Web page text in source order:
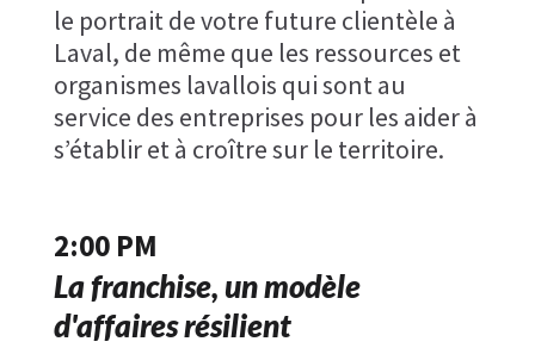
le portrait de votre future clientèle à
Laval, de même que les ressources et
organismes lavallois qui sont au
service des entreprises pour les aider à
s’établir et à croître sur le territoire.
2:00 PM
La franchise, un modèle
d'affaires résilient